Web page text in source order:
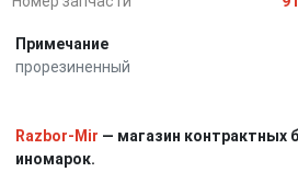
Примечание
прорезиненный
Razbor-Mir — магазин контрактных
иномарок.